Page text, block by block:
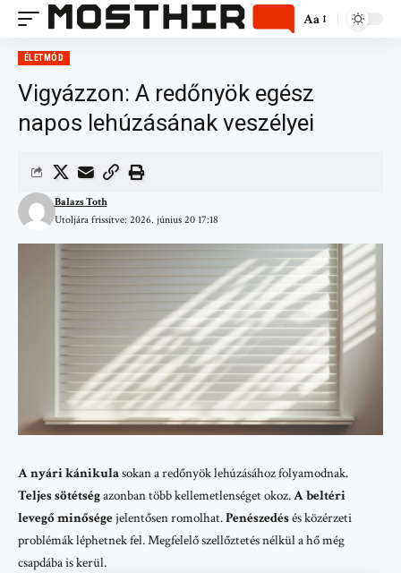
Aa
ÉLETMÓD
Vigyázzon: A redőnyök egész
napos lehúzásának veszélyei
Utoljára frissítve: 2026. június 20 17:18
Balazs Toth
A nyári kánikulasokan a redőnyök lehúzásához folyamodnak.
Teljes sötétségazonban több kellemetlenséget okoz.A beltéri
levegő minőségejelentősen romolhat.Penészedésés közérzeti
problémák léphetnek fel. Megfelelő szellőztetés nélkül a hő még
csapdába is kerül.